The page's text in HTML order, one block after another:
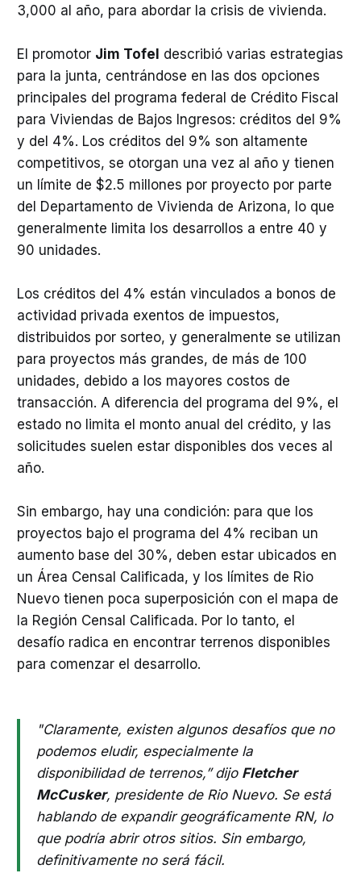
3,000 al año, para abordar la crisis de vivienda.
El promotor Jim Tofel describió varias estrategias
para la junta, centrándose en las dos opciones
principales del programa federal de Crédito Fiscal
para Viviendas de Bajos Ingresos: créditos del 9%
y del 4%. Los créditos del 9% son altamente
competitivos, se otorgan una vez al año y tienen
un límite de $2.5 millones por proyecto por parte
del Departamento de Vivienda de Arizona, lo que
generalmente limita los desarrollos a entre 40 y
90 unidades.
Los créditos del 4% están vinculados a bonos de
actividad privada exentos de impuestos,
distribuidos por sorteo, y generalmente se utilizan
para proyectos más grandes, de más de 100
unidades, debido a los mayores costos de
transacción. A diferencia del programa del 9%, el
estado no limita el monto anual del crédito, y las
solicitudes suelen estar disponibles dos veces al
año.
Sin embargo, hay una condición: para que los
proyectos bajo el programa del 4% reciban un
aumento base del 30%, deben estar ubicados en
un Área Censal Calificada, y los límites de Rio
Nuevo tienen poca superposición con el mapa de
la Región Censal Calificada. Por lo tanto, el
desafío radica en encontrar terrenos disponibles
para comenzar el desarrollo.
"Claramente, existen algunos desafíos que no
podemos eludir, especialmente la
disponibilidad de terrenos,” dijo Fletcher
McCusker, presidente de Rio Nuevo. Se está
hablando de expandir geográficamente RN, lo
que podría abrir otros sitios. Sin embargo,
definitivamente no será fácil.